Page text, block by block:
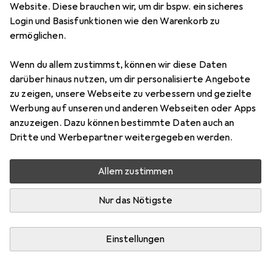
Website. Diese brauchen wir, um dir bspw. ein sicheres
Login und Basisfunktionen wie den Warenkorb zu
ermöglichen.
Wenn du allem zustimmst, können wir diese Daten
darüber hinaus nutzen, um dir personalisierte Angebote
zu zeigen, unsere Webseite zu verbessern und gezielte
Werbung auf unseren und anderen Webseiten oder Apps
anzuzeigen. Dazu können bestimmte Daten auch an
Dritte und Werbepartner weitergegeben werden.
Allem zustimmen
Nur das Nötigste
Einstellungen
NoctuaNT-H1 Wärmeleitpaste
Preis in EUR inkl. MwSt.
EUR
16,90
1
Bewertungen
Zwischen Di, 11.8. und Do, 13.8. geliefert
Nur 1 Stück an Lager beim Lieferanten
Lieferort angeben für genaue Lieferzeit
In den Warenkorb